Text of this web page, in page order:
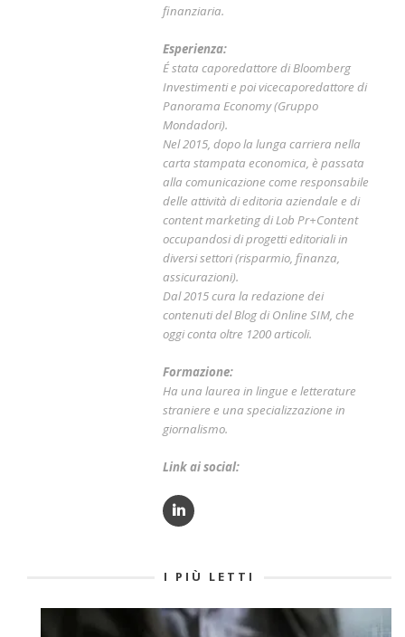
finanziaria.
Esperienza:
É stata caporedattore di Bloomberg
Investimenti e poi vicecaporedattore di
Panorama Economy (Gruppo
Mondadori).
Nel 2015, dopo la lunga carriera nella
carta stampata economica, è passata
alla comunicazione come responsabile
delle attività di editoria aziendale e di
content marketing di Lob Pr+Content
occupandosi di progetti editoriali in
diversi settori (risparmio, finanza,
assicurazioni).
Dal 2015 cura la redazione dei
contenuti del Blog di Online SIM, che
oggi conta oltre 1200 articoli.
Formazione:
Ha una laurea in lingue e letterature
straniere e una specializzazione in
giornalismo.
Link ai social:
I PIÙ LETTI